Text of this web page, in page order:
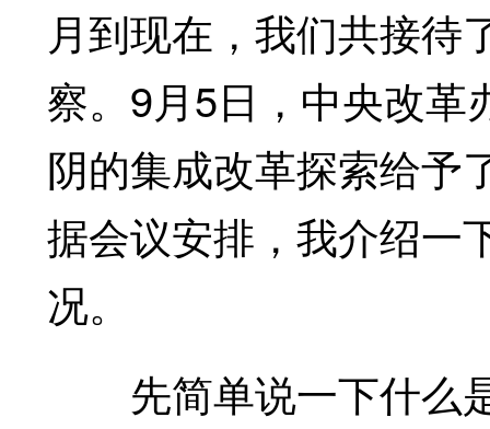
月到现在，我们共接待
察。9月5日，中央改革
阴的集成改革探索给予
据会议安排，我介绍一
况。
先简单说一下什么